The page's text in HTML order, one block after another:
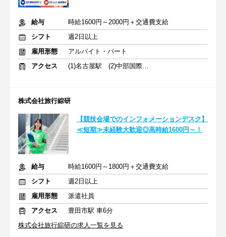
給与
時給1600円～2000円＋交通費支給
シフト
週2日以上
雇用形態
アルバイト・パート
アクセス
(1)名古屋駅 (2)中部国際空港駅 (3)豊田市駅
株式会社旅行綜研
【競技会場でのインフォメーションデスク】
≪短期≫未経験大歓迎◎高時給1600円～！
給与
時給1600円～1800円＋交通費支給
シフト
週2日以上
雇用形態
派遣社員
アクセス
豊田市駅 車6分
株式会社旅行綜研の求人一覧を見る